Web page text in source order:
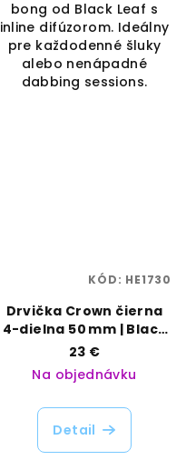
bong od Black Leaf s
inline difúzorom. Ideálny
pre každodenné šluky
alebo nenápadné
dabbing sessions.
Drvička Crown čierna
4-dielna 50 mm | Black
Leaf | Vaporama
23 €
Na objednávku
Detail
KÓD: HE1730